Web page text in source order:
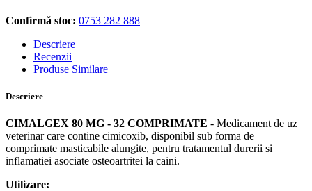
Confirmă stoc: 0753 282 888
Descriere
Recenzii
Produse Similare
Descriere
CIMALGEX 80 MG - 32 COMPRIMATE - Medicament de uz
veterinar care contine cimicoxib, disponibil sub forma de
comprimate masticabile alungite, pentru tratamentul durerii si
inflamatiei asociate osteoartritei la caini.
Utilizare: